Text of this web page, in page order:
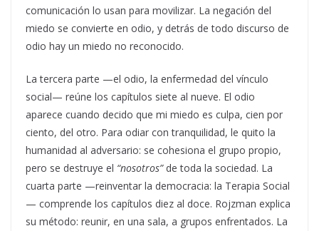
comunicación lo usan para movilizar. La negación del
miedo se convierte en odio, y detrás de todo discurso de
odio hay un miedo no reconocido.
La tercera parte —el odio, la enfermedad del vínculo
social— reúne los capítulos siete al nueve. El odio
aparece cuando decido que mi miedo es culpa, cien por
ciento, del otro. Para odiar con tranquilidad, le quito la
humanidad al adversario: se cohesiona el grupo propio,
pero se destruye el “nosotros”de toda la sociedad. La
cuarta parte —reinventar la democracia: la Terapia Social
— comprende los capítulos diez al doce. Rojzman explica
su método: reunir, en una sala, a grupos enfrentados. La